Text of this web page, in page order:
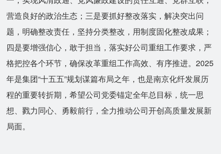
营造良好的政治生态；三是要抓好整改落实，解决突出问
题，明确整改责任，坚持分类整改，用制度固化整改成果；
四是要增强信心，敢于担当，落实好公司重组工作要求，严
格把控各个环节，确保改革重组工作高效、有序推进。2025
年是集团“十五五”规划谋篇布局之年，也是南京化纤发展历
程的重要转折期，希望公司党委锚定全年总目标，统一思
想、戮力同心、勇毅前行，全力推动公司开创高质量发展新
局面。